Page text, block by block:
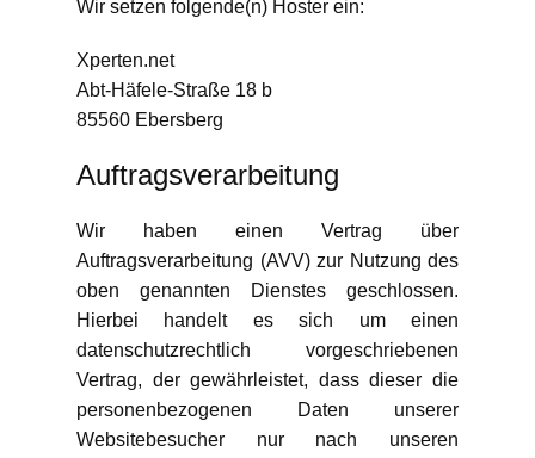
Wir setzen folgende(n) Hoster ein:
Xperten.net
Abt-Häfele-Straße 18 b
85560 Ebersberg
Auftragsverarbeitung
Wir haben einen Vertrag über
Auftragsverarbeitung (AVV) zur Nutzung des
oben genannten Dienstes geschlossen.
Hierbei handelt es sich um einen
datenschutzrechtlich vorgeschriebenen
Vertrag, der gewährleistet, dass dieser die
personenbezogenen Daten unserer
Websitebesucher nur nach unseren